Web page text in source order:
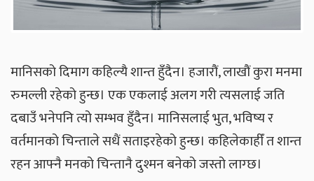
मानिसको दिमाग कहिल्यै शान्त हुँदैन। हजारौं, लाखौं कुरा मनमा
रुमल्ली रहेको हुन्छ। एक एकलाई अलग गरी त्यसलाई जति
दबाउँ भनेपनि त्यो सम्भव हुँदैन। मानिसलाई भुत, भविष्य र
वर्तमानको चिन्ताले सधैं सताइरहेको हुन्छ। कहिलेकाहीँ त शान्त
रहन आफ्नै मनको चिन्तानै दुश्मन बनेको जस्तो लाग्छ।